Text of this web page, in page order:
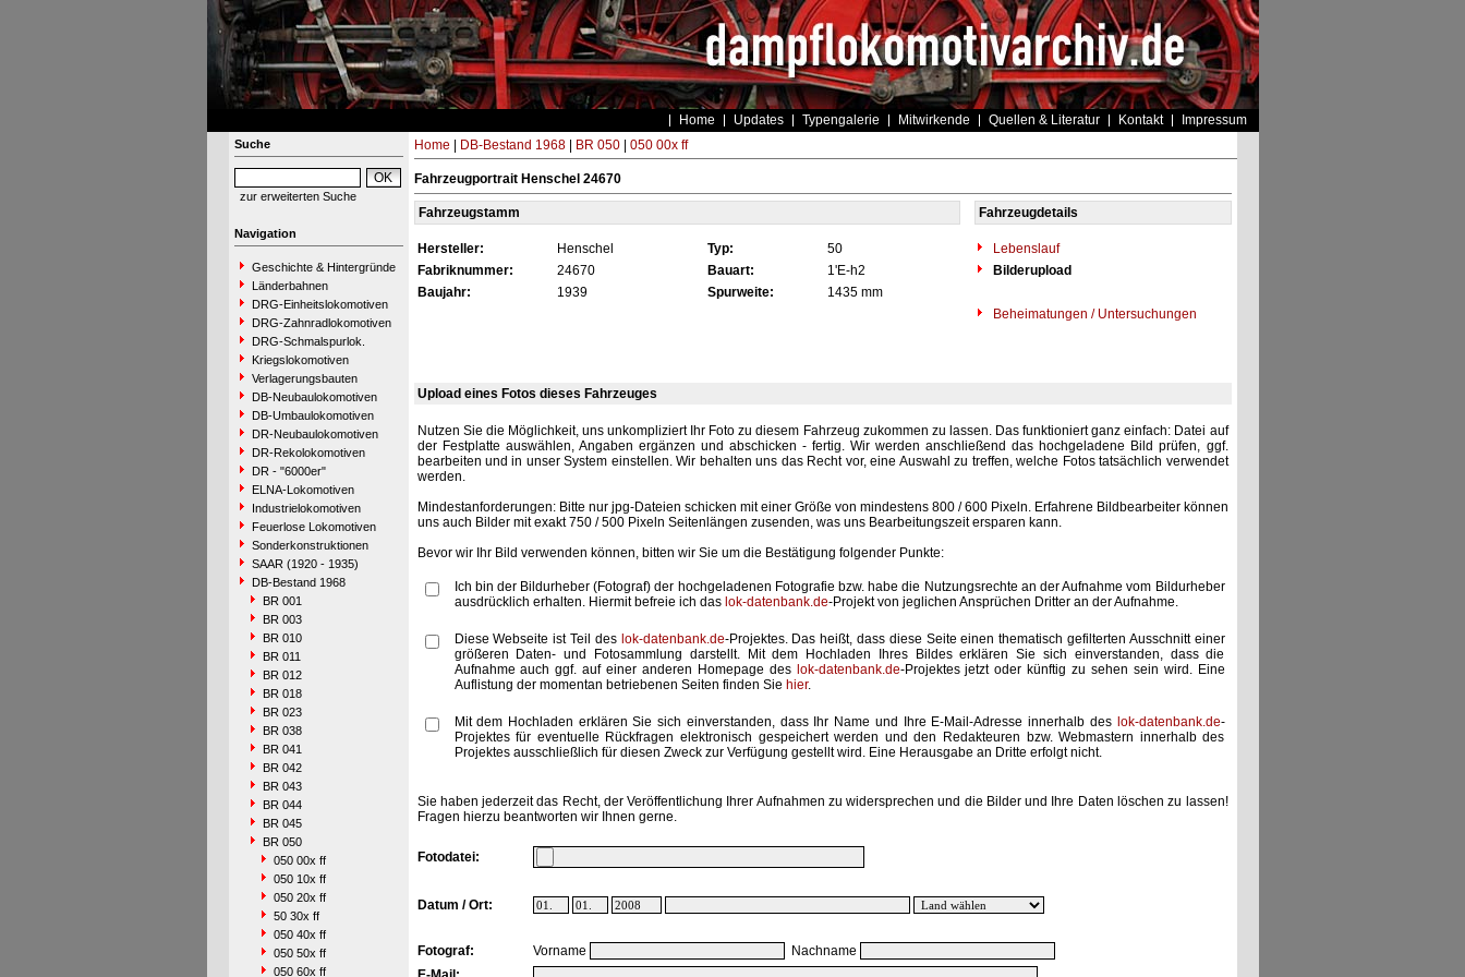
Home Updates Typengalerie Mitwirkende Quellen & Literatur Kontakt Impressum
Suche
zur erweiterten Suche
Navigation
Geschichte & Hintergründe
Länderbahnen
DRG-Einheitslokomotiven
DRG-Zahnradlokomotiven
DRG-Schmalspurlok.
Kriegslokomotiven
Verlagerungsbauten
DB-Neubaulokomotiven
DB-Umbaulokomotiven
DR-Neubaulokomotiven
DR-Rekolokomotiven
DR - "6000er"
ELNA-Lokomotiven
Industrielokomotiven
Feuerlose Lokomotiven
Sonderkonstruktionen
SAAR (1920 - 1935)
DB-Bestand 1968
BR 001
BR 003
BR 010
BR 011
BR 012
BR 018
BR 023
BR 038
BR 041
BR 042
BR 043
BR 044
BR 045
BR 050
050 00x ff
050 10x ff
050 20x ff
50 30x ff
050 40x ff
050 50x ff
050 60x ff
Home DB-Bestand 1968| BR 050| 050 00x ff
Fahrzeugportrait Henschel 24670
Fahrzeugstamm Fahrzeugdetails
Hersteller: Henschel Typ: 50
Lebenslauf
Fabriknummer:
24670 Bauart: 1'E-h2
Bilderupload
Baujahr:
1939 Spurweite:
1435 mm
Beheimatungen / Untersuchungen
Upload eines Fotos dieses Fahrzeuges
Nutzen Sie die Möglichkeit, uns unkompliziert Ihr Foto zu diesem Fahrzeug zukommen zu lassen. Das funktioniert ganz einfach: Datei auf
der Festplatte auswählen, Angaben ergänzen und abschicken - fertig. Wir werden anschließend das hochgeladene Bild prüfen, ggf.
bearbeiten und in unser System einstellen. Wir behalten uns das Recht vor, eine Auswahl zu treffen, welche Fotos tatsächlich verwendet
werden.
Mindestanforderungen: Bitte nur jpg-Dateien schicken mit einer Größe von mindestens 800 / 600 Pixeln. Erfahrene Bildbearbeiter können
uns auch Bilder mit exakt 750 / 500 Pixeln Seitenlängen zusenden, was uns Bearbeitungszeit ersparen kann.
Bevor wir Ihr Bild verwenden können, bitten wir Sie um die Bestätigung folgender Punkte:
Ich bin der Bildurheber (Fotograf) der hochgeladenen Fotografie bzw. habe die Nutzungsrechte an der Aufnahme vom Bildurheber
ausdrücklich erhalten. Hiermit befreie ich das lok-datenbank.de-Projekt von jeglichen Ansprüchen Dritter an der Aufnahme.
Diese Webseite ist Teil des lok-datenbank.de-Projektes. Das heißt, dass diese Seite einen thematisch gefilterten Ausschnitt einer
größeren Daten- und Fotosammlung darstellt. Mit dem Hochladen Ihres Bildes erklären Sie sich einverstanden, dass die
Aufnahme auch ggf. auf einer anderen Homepage des lok-datenbank.de-Projektes jetzt oder künftig zu sehen sein wird. Eine
Auflistung der momentan betriebenen Seiten finden Sie hier.
Mit dem Hochladen erklären Sie sich einverstanden, dass Ihr Name und Ihre E-Mail-Adresse innerhalb des lok-datenbank.de-
Projektes für eventuelle Rückfragen elektronisch gespeichert werden und den Redakteuren bzw. Webmastern innerhalb des
Projektes ausschließlich für diesen Zweck zur Verfügung gestellt wird. Eine Herausgabe an Dritte erfolgt nicht.
Sie haben jederzeit das Recht, der Veröffentlichung Ihrer Aufnahmen zu widersprechen und die Bilder und Ihre Daten löschen zu lassen!
Fragen hierzu beantworten wir Ihnen gerne.
Fotodatei:
Datum / Ort:
Fotograf: Vorname
Nachname